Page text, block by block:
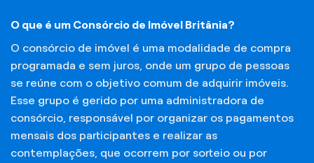
O que é um Consórcio de Imóvel Britânia?
O consórcio de imóvel é uma modalidade de compra
programada e sem juros, onde um grupo de pessoas
se reúne com o objetivo comum de adquirir imóveis.
Esse grupo é gerido por uma administradora de
consórcio, responsável por organizar os pagamentos
mensais dos participantes e realizar as
contemplações, que ocorrem por sorteio ou por